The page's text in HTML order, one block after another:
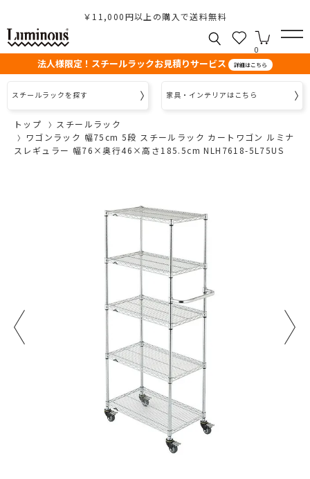
￥11,000円以上の購入で送料無料
0
法人様限定！スチールラックお見積りサービス 詳細はこちら
スチールラックを探す 家具・インテリアはこちら
トップ
スチールラック
ワゴンラック 幅75cm 5段 スチールラック カートワゴン ルミナ
スレギュラー 幅76×奥行46×高さ185.5cm NLH7618-5L75US